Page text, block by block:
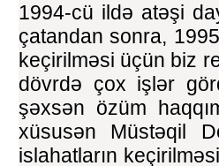
1994-cü ildə atəşi
çatandan sonra,
keçirilməsi üçün biz
dövrdə çox işlər
şəxsən özüm
xüsusən Müstəqil
islahatların